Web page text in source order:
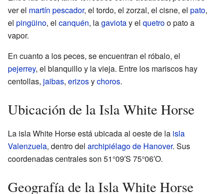
ver el martín pescador, el tordo, el zorzal, el cisne, el pato,
el pingüino, el canquén, lagaviotay el quetroo pato a
vapor.
En cuanto a los peces, se encuentran el róbalo, el
pejerrey, el blanquillo y la vieja. Entre los mariscos hay
centollas, jaibas, erizosychoros.
Ubicación de la Isla White Horse
La isla White Horse está ubicada al oeste de la isla
Valenzuela, dentro del archipiélago de Hanover. Sus
coordenadas centrales son 51°09′S 75°06′O.
Geografía de la Isla White Horse